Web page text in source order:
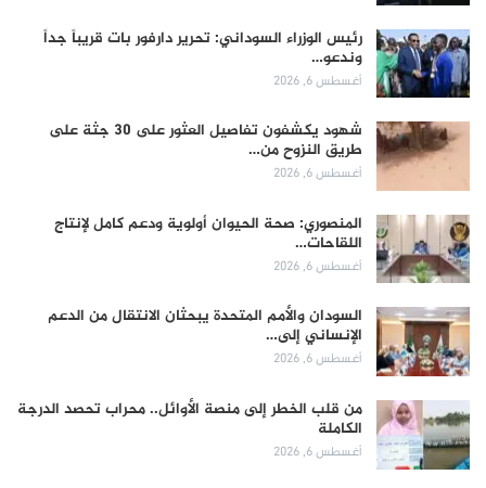
رئيس الوزراء السوداني: تحرير دارفور بات قريباً جداً
وندعو…
أغسطس 6, 2026
شهود يكشفون تفاصيل العثور على 30 جثة على
طريق النزوح من…
أغسطس 6, 2026
المنصوري: صحة الحيوان أولوية ودعم كامل لإنتاج
اللقاحات…
أغسطس 6, 2026
السودان والأمم المتحدة يبحثان الانتقال من الدعم
الإنساني إلى…
أغسطس 6, 2026
من قلب الخطر إلى منصة الأوائل.. محراب تحصد الدرجة
الكاملة
أغسطس 6, 2026